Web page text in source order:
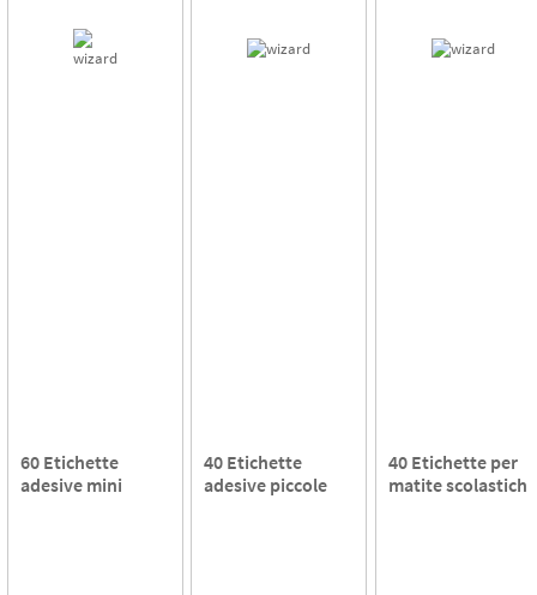
60 Etichette
adesive mini
40 Etichette
adesive piccole
40 Etichette per
matite scolastiche